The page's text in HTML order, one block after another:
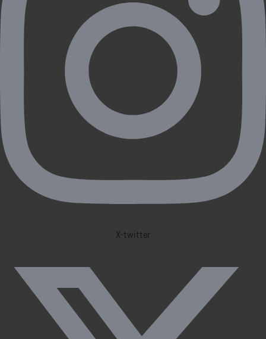
X-twitter